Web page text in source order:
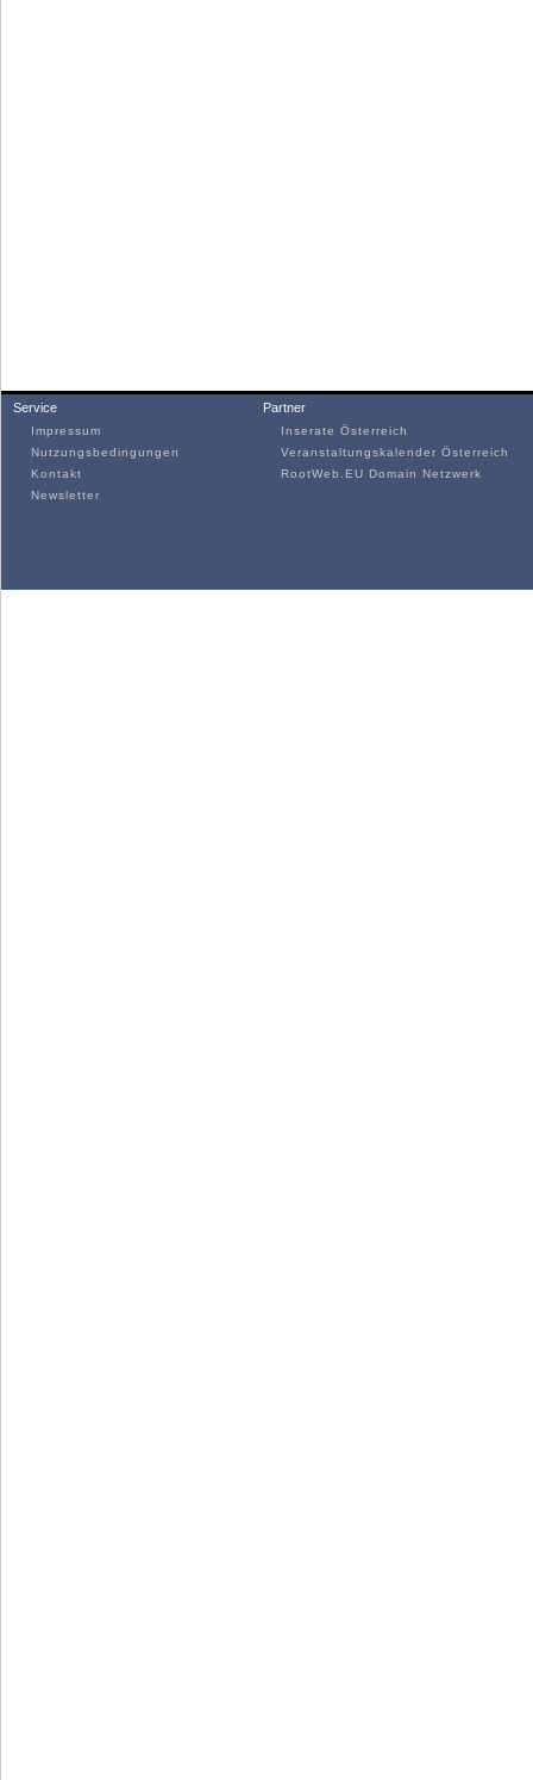
Service
Impressum
Nutzungsbedingungen
Kontakt
Newsletter
Partner
Inserate Österreich
Veranstaltungskalender Österreich
RootWeb.EU Domain Netzwerk